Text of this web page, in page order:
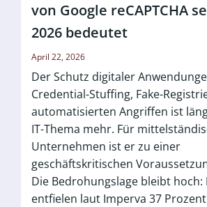
von Google reCAPTCHA
2026 bedeutet
April 22, 2026
Der Schutz digitaler
Credential-Stuffing, Fake-
automatisierten Angriffen ist
IT-Thema mehr. Für
Unternehmen ist er zu einer
geschäftskritischen
Die Bedrohungslage bleibt hoch:
entfielen laut Imperva 37